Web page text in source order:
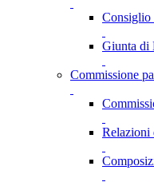
Consiglio
Giunta di
Commissione
Relazioni